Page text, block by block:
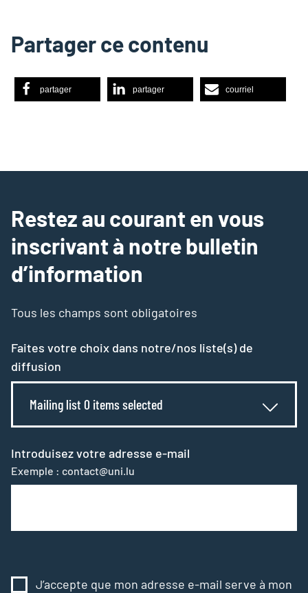
Partager ce contenu
partager partager courriel
Restez au courant en vous
inscrivant à notre bulletin
d’information
Tous les champs sont obligatoires
Faites votre choix dans notre/nos liste(s) de
diffusion
Mailing list 0 items selected
Introduisez votre adresse e-mail
Exemple : contact@uni.lu
J’accepte que mon adresse e-mail serve à mon